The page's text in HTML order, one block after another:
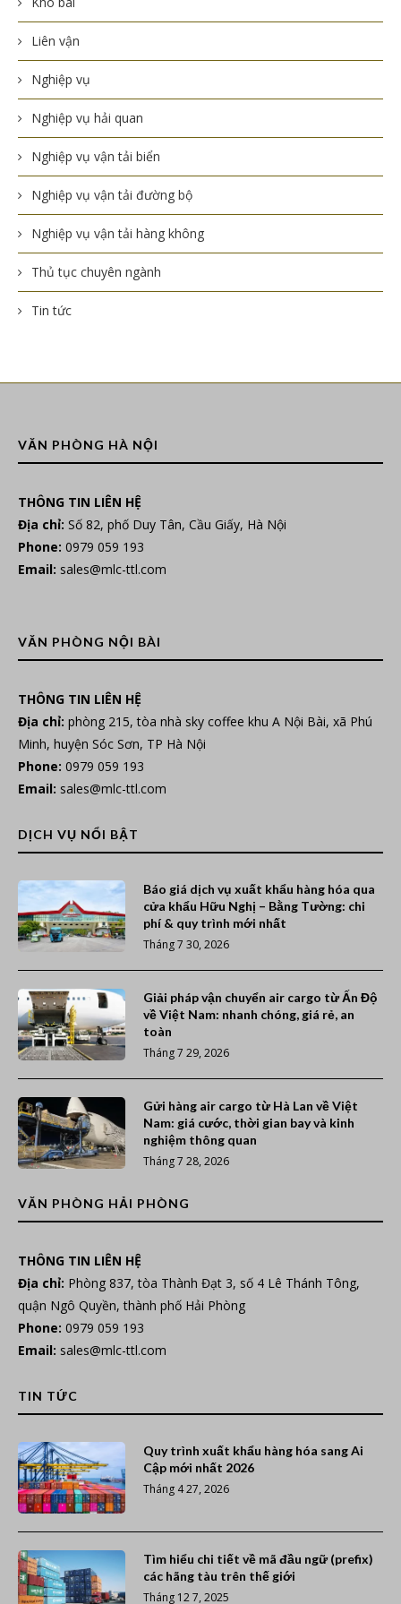
Liên vận
Nghiệp vụ
Nghiệp vụ hải quan
Nghiệp vụ vận tải biển
Nghiệp vụ vận tải đường bộ
Nghiệp vụ vận tải hàng không
Thủ tục chuyên ngành
Tin tức
VĂN PHÒNG HÀ NỘI
THÔNG TIN LIÊN HỆ
Địa chỉ: Số 82, phố Duy Tân, Cầu Giấy, Hà Nội
Phone: 0979 059 193
Email: sales@mlc-ttl.com
VĂN PHÒNG NỘI BÀI
THÔNG TIN LIÊN HỆ
Địa chỉ: phòng 215, tòa nhà sky coffee khu A Nội Bài, xã Phú
Minh, huyện Sóc Sơn, TP Hà Nội
Phone: 0979 059 193
Email: sales@mlc-ttl.com
DỊCH VỤ NỔI BẬT
Báo giá dịch vụ xuất khẩu hàng hóa qua
cửa khẩu Hữu Nghị – Bằng Tường: chi
phí & quy trình mới nhất
Tháng 7 30, 2026
Giải pháp vận chuyển air cargo từ Ấn Độ
về Việt Nam: nhanh chóng, giá rẻ, an
toàn
Tháng 7 29, 2026
Gửi hàng air cargo từ Hà Lan về Việt
Nam: giá cước, thời gian bay và kinh
nghiệm thông quan
Tháng 7 28, 2026
VĂN PHÒNG HẢI PHÒNG
THÔNG TIN LIÊN HỆ
Địa chỉ: Phòng 837, tòa Thành Đạt 3, số 4 Lê Thánh Tông,
quận Ngô Quyền, thành phố Hải Phòng
Phone: 0979 059 193
Email: sales@mlc-ttl.com
TIN TỨC
Quy trình xuất khẩu hàng hóa sang Ai
Cập mới nhất 2026
Tháng 4 27, 2026
Tìm hiểu chi tiết về mã đầu ngữ (prefix)
các hãng tàu trên thế giới
Tháng 12 7, 2025